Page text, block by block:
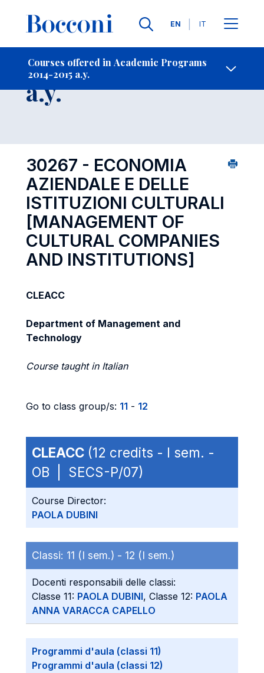
Languages
EN IT
Courses offered in Academic Programs
2014-2015 a.y.
- Contact Us
Course 2014-2015
a.y.
30267 - ECONOMIA
AZIENDALE E DELLE
ISTITUZIONI CULTURALI
[MANAGEMENT OF
CULTURAL COMPANIES
AND INSTITUTIONS]
CLEACC
Department of Management and
Technology
Course taught in Italian
Go to class group/s: 11 - 12
CLEACC (12 credits - I sem. -
OB | SECS-P/07)
Course Director:
PAOLA DUBINI
Classi: 11 (I sem.) - 12 (I sem.)
Docenti responsabili delle classi:
Classe 11: PAOLA DUBINI, Classe 12: PAOLA
ANNA VARACCA CAPELLO
Programmi d'aula (classi 11)
Programmi d'aula (classi 12)